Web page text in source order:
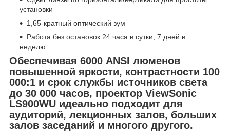
установки
1,65-кратный оптический зум
Работа без остановок 24 часа в сутки, 7 дней в
неделю
Обеспечивая 6000 ANSI люменов
повышенной яркости, контрастности 100
000:1 и срок службы источников света
до 30 000 часов, проектор ViewSonic
LS900WU идеально подходит для
аудиторий, лекционных залов, больших
залов заседаний и многого другого.